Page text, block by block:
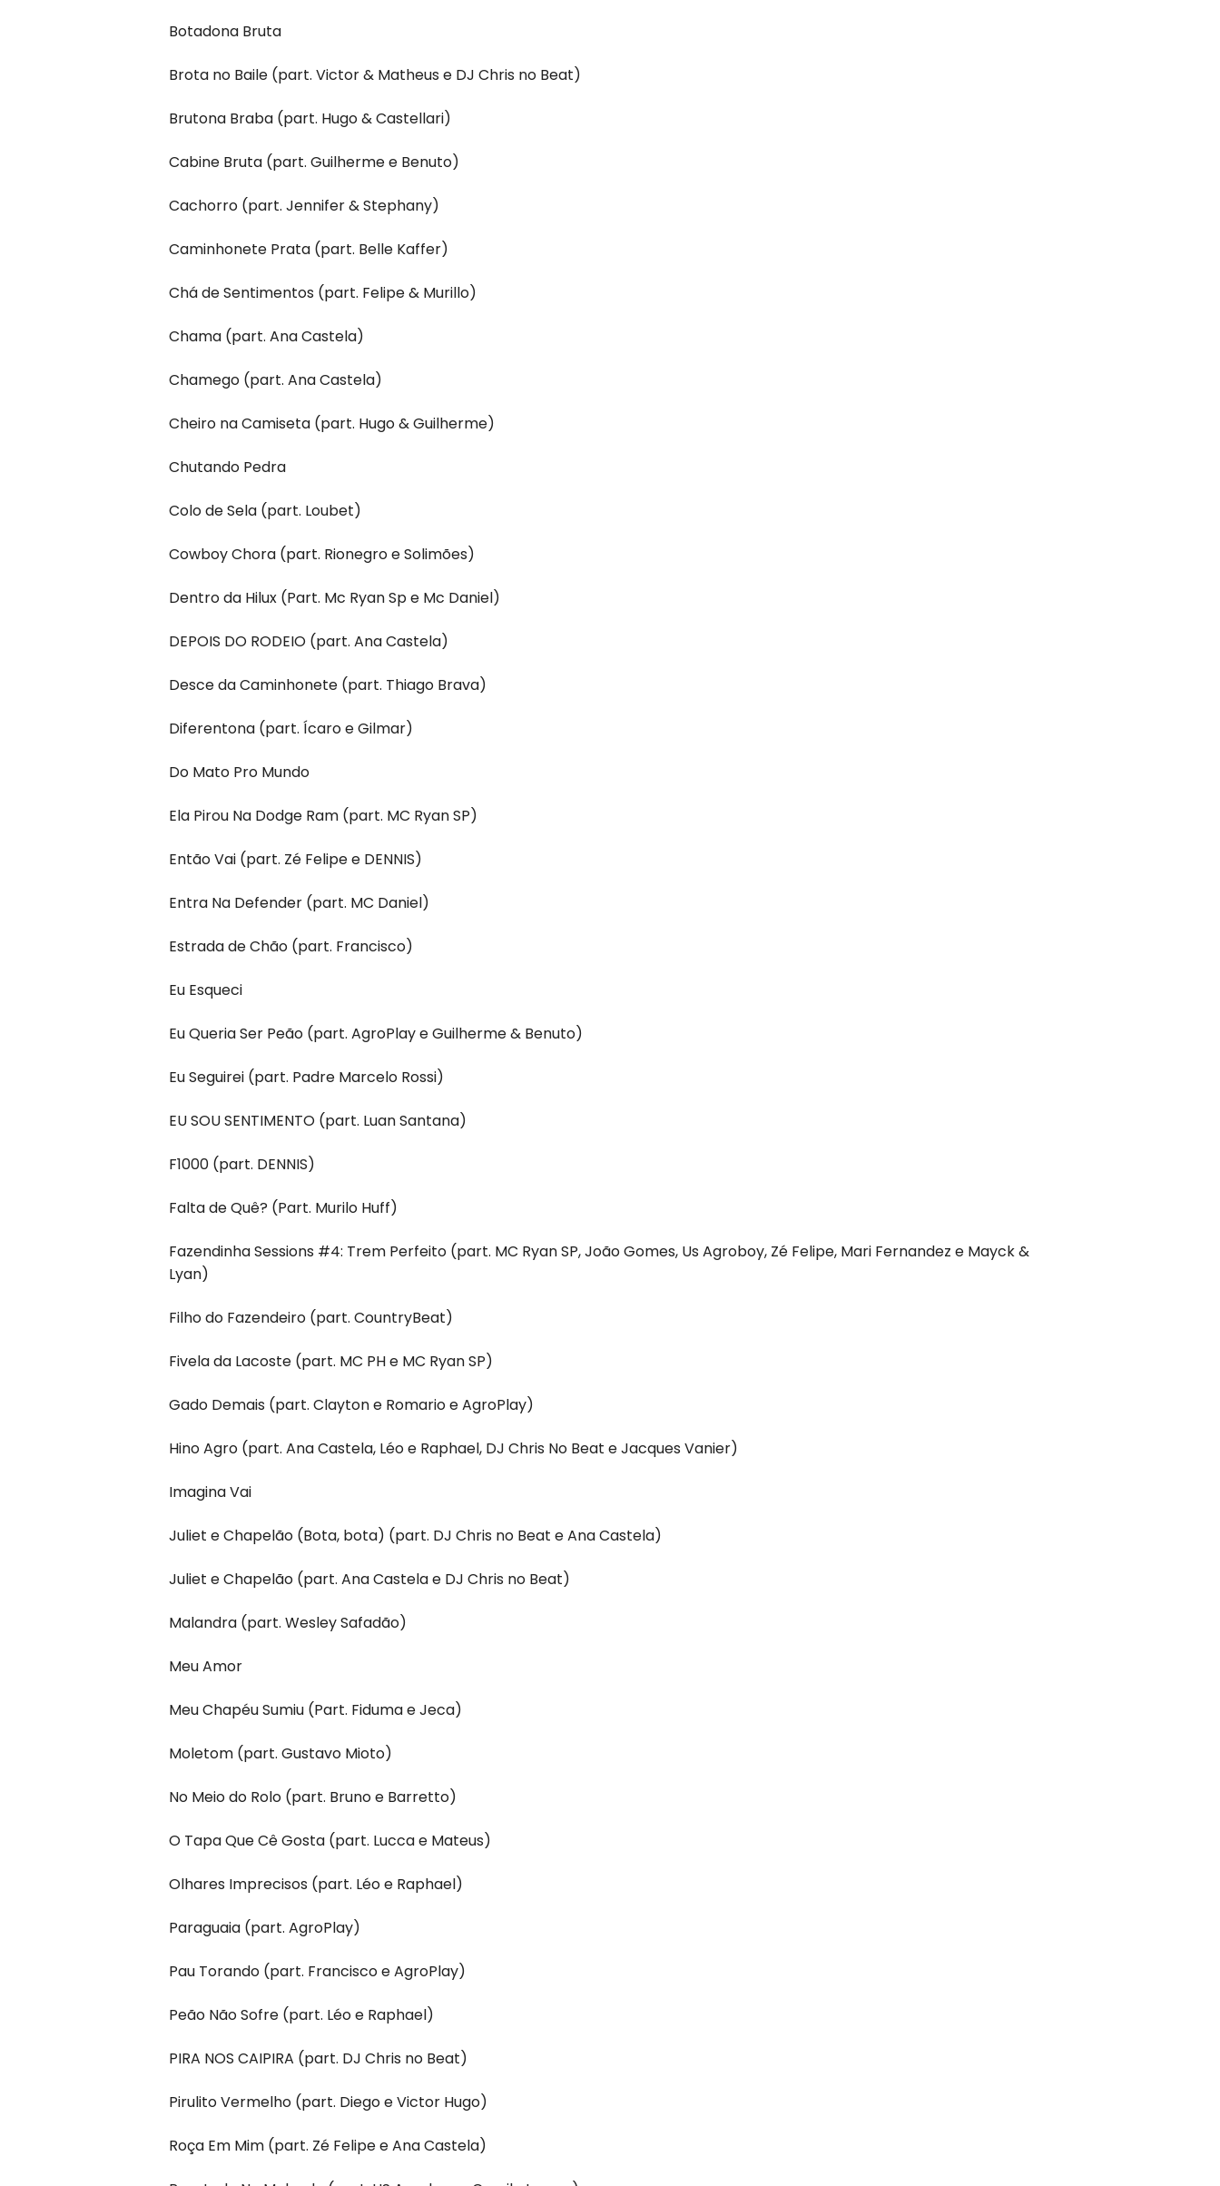
Botadona Bruta
Brota no Baile (part. Victor & Matheus e DJ Chris no Beat)
Brutona Braba (part. Hugo & Castellari)
Cabine Bruta (part. Guilherme e Benuto)
Cachorro (part. Jennifer & Stephany)
Caminhonete Prata (part. Belle Kaffer)
Chá de Sentimentos (part. Felipe & Murillo)
Chama (part. Ana Castela)
Chamego (part. Ana Castela)
Cheiro na Camiseta (part. Hugo & Guilherme)
Chutando Pedra
Colo de Sela (part. Loubet)
Cowboy Chora (part. Rionegro e Solimões)
Dentro da Hilux (Part. Mc Ryan Sp e Mc Daniel)
DEPOIS DO RODEIO (part. Ana Castela)
Desce da Caminhonete (part. Thiago Brava)
Diferentona (part. Ícaro e Gilmar)
Do Mato Pro Mundo
Ela Pirou Na Dodge Ram (part. MC Ryan SP)
Então Vai (part. Zé Felipe e DENNIS)
Entra Na Defender (part. MC Daniel)
Estrada de Chão (part. Francisco)
Eu Esqueci
Eu Queria Ser Peão (part. AgroPlay e Guilherme & Benuto)
Eu Seguirei (part. Padre Marcelo Rossi)
EU SOU SENTIMENTO (part. Luan Santana)
F1000 (part. DENNIS)
Falta de Quê? (Part. Murilo Huff)
Fazendinha Sessions #4: Trem Perfeito (part. MC Ryan SP, João Gomes, Us Agroboy, Zé Felipe, Mari Fernandez e Mayck &
Lyan)
Filho do Fazendeiro (part. CountryBeat)
Fivela da Lacoste (part. MC PH e MC Ryan SP)
Gado Demais (part. Clayton e Romario e AgroPlay)
Hino Agro (part. Ana Castela, Léo e Raphael, DJ Chris No Beat e Jacques Vanier)
Imagina Vai
Juliet e Chapelão (Bota, bota) (part. DJ Chris no Beat e Ana Castela)
Juliet e Chapelão (part. Ana Castela e DJ Chris no Beat)
Malandra (part. Wesley Safadão)
Meu Amor
Meu Chapéu Sumiu (Part. Fiduma e Jeca)
Moletom (part. Gustavo Mioto)
No Meio do Rolo (part. Bruno e Barretto)
O Tapa Que Cê Gosta (part. Lucca e Mateus)
Olhares Imprecisos (part. Léo e Raphael)
Paraguaia (part. AgroPlay)
Pau Torando (part. Francisco e AgroPlay)
Peão Não Sofre (part. Léo e Raphael)
PIRA NOS CAIPIRA (part. DJ Chris no Beat)
Pirulito Vermelho (part. Diego e Victor Hugo)
Roça Em Mim (part. Zé Felipe e Ana Castela)